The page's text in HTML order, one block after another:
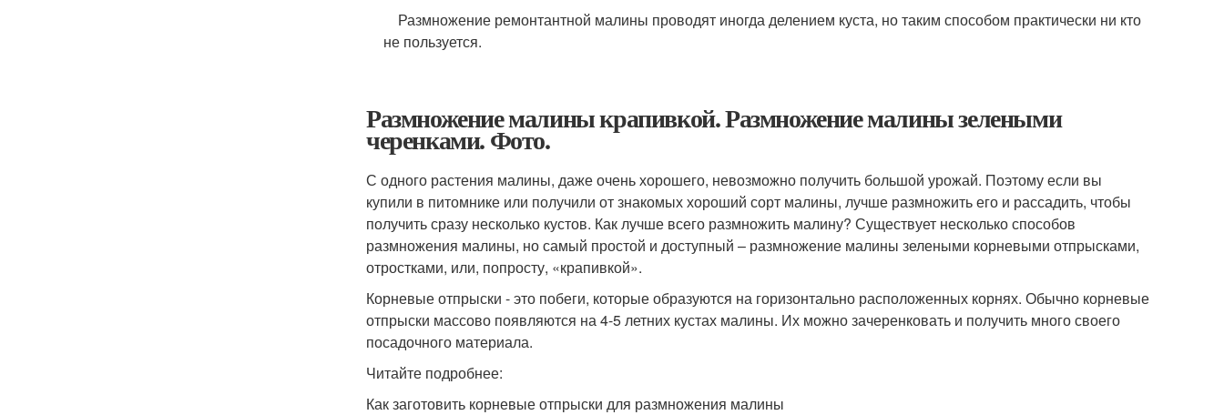
Размножение ремонтантной малины проводят иногда делением куста, но таким способом практически ни кто
не пользуется.
Размножение малины крапивкой. Размножение малины зелеными
черенками. Фото.
С одного растения малины, даже очень хорошего, невозможно получить большой урожай. Поэтому если вы
купили в питомнике или получили от знакомых хороший сорт малины, лучше размножить его и рассадить, чтобы
получить сразу несколько кустов. Как лучше всего размножить малину? Существует несколько способов
размножения малины, но самый простой и доступный – размножение малины зелеными корневыми отпрысками,
отростками, или, попросту, «крапивкой».
Корневые отпрыски - это побеги, которые образуются на горизонтально расположенных корнях. Обычно корневые
отпрыски массово появляются на 4-5 летних кустах малины. Их можно зачеренковать и получить много своего
посадочного материала.
Читайте подробнее:
Как заготовить корневые отпрыски для размножения малины